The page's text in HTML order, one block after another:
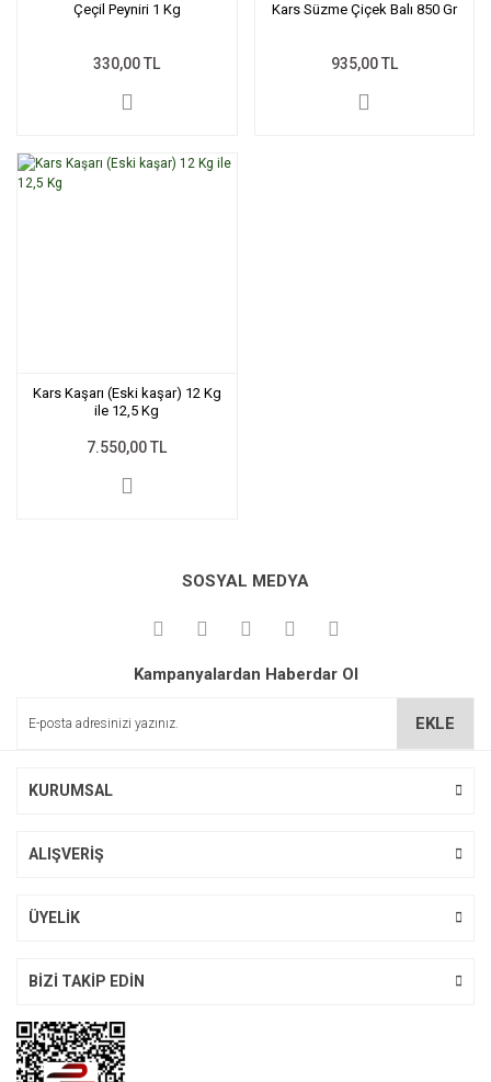
Çeçil Peyniri 1 Kg
330,00 TL
Kars Süzme Çiçek Balı 850 Gr
935,00 TL
Kars Kaşarı (Eski kaşar) 12 Kg
ile 12,5 Kg
7.550,00 TL
SOSYAL MEDYA
Kampanyalardan Haberdar Ol
EKLE
KURUMSAL
ALIŞVERİŞ
ÜYELİK
BİZİ TAKİP EDİN